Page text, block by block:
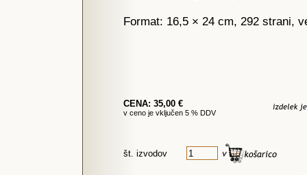
Format: 16,5 × 24 cm, 292 strani,
CENA: 35,00 €
v ceno je vključen 5 % DDV
št. izvodov